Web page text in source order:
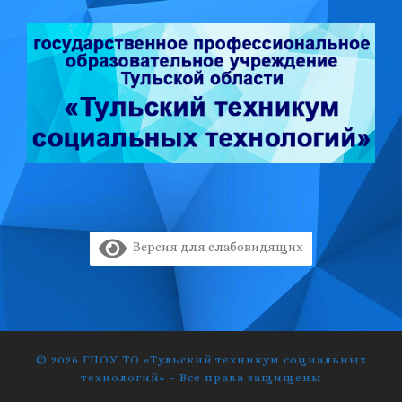
Версия для слабовидящих
© 2026 ГПОУ ТО «Тульский техникум социальных
технологий» – Все права защищены